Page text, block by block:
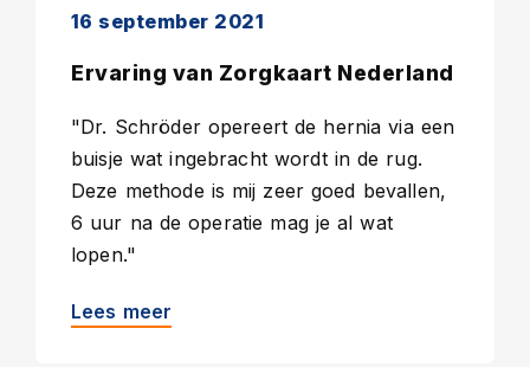
16 september 2021
Ervaring van Zorgkaart Nederland
"Dr. Schröder opereert de hernia via een
buisje wat ingebracht wordt in de rug.
Deze methode is mij zeer goed bevallen,
6 uur na de operatie mag je al wat
lopen."
Lees meer